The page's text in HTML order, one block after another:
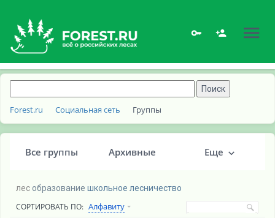
Forest.ru Социальная сеть Группы
Все группы Архивные Еще
лес образование школьное лесничество
СОРТИРОВАТЬ ПО: Алфавиту